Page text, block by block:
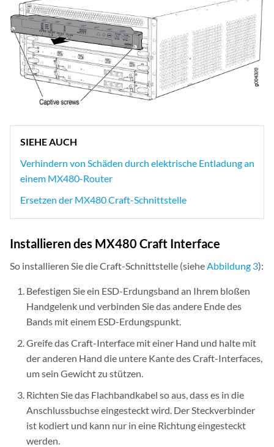
SIEHE AUCH
Verhindern von Schäden durch elektrische Entladung an
einem MX480-Router
Ersetzen der MX480 Craft-Schnittstelle
Installieren des MX480 Craft Interface
So installieren Sie die Craft-Schnittstelle (sieheAbbildung 3):
Befestigen Sie ein ESD-Erdungsband an Ihrem bloßen
Handgelenk und verbinden Sie das andere Ende des
Bands mit einem ESD-Erdungspunkt.
Greife das Craft-Interface mit einer Hand und halte mit
der anderen Hand die untere Kante des Craft-Interfaces,
um sein Gewicht zu stützen.
Richten Sie das Flachbandkabel so aus, dass es in die
Anschlussbuchse eingesteckt wird. Der Steckverbinder
ist kodiert und kann nur in eine Richtung eingesteckt
werden.